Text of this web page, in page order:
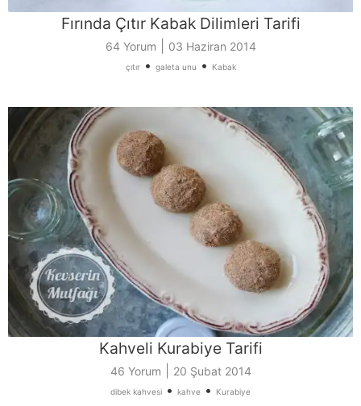
Fırında Çıtır Kabak Dilimleri Tarifi
64 Yorum 03 Haziran 2014
çıtır• galeta unu • Kabak
Kahveli Kurabiye Tarifi
46 Yorum 20 Şubat 2014
dibek kahvesi • kahve • Kurabiye